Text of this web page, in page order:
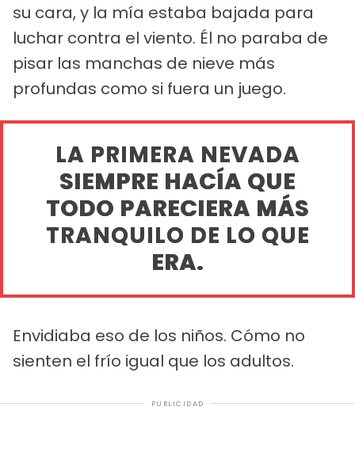
su cara, y la mía estaba bajada para
luchar contra el viento. Él no paraba de
pisar las manchas de nieve más
profundas como si fuera un juego.
LA PRIMERA NEVADA
SIEMPRE HACÍA QUE
TODO PARECIERA MÁS
TRANQUILO DE LO QUE
ERA.
Envidiaba eso de los niños. Cómo no
sienten el frío igual que los adultos.
PUBLICIDAD